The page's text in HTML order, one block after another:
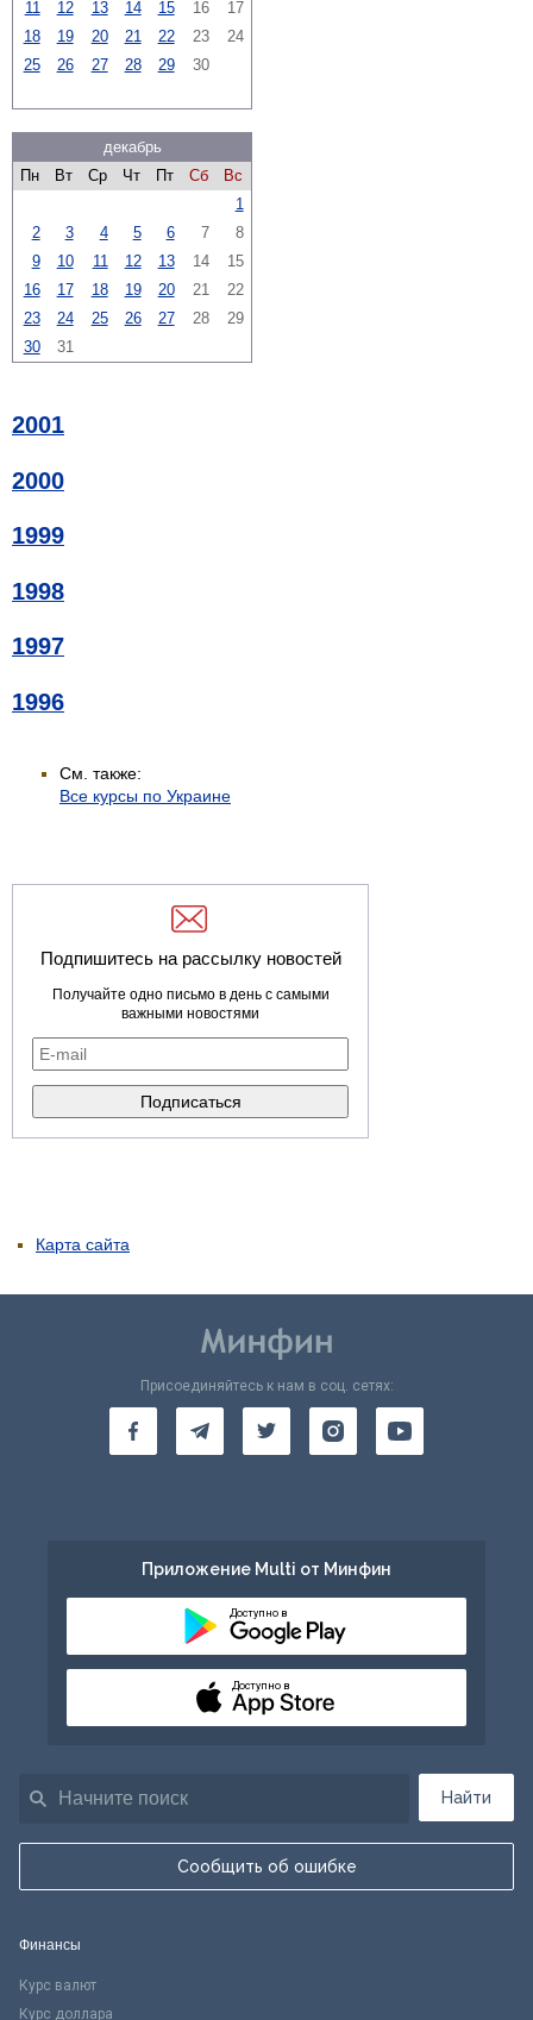
11 12 13 14 15 16
17
18
19 20 21 22 23
24
25
26 27 28 29 30
декабрь
Пн
Вт Ср Чт Пт Сб
Вс
1
2
3 4 5 6 7
8
9
10 11 12 13 14
15
16
17 18 19 20 21
22
23
24 25 26 27 28
29
30
31
2001
2000
1999
1998
1997
1996
См. также:
Все курсы по Украине
Подпишитесь на рассылку новостей
Получайте одно письмо в день с самыми
важными новостями
Карта сайта
Найти
Сообщить об ошибке
Присоединяйтесь к нам в соц. сетях:
Приложение Multi от Минфин
Доступно в
Доступно в
Финансы
Курс валют
Курс доллара